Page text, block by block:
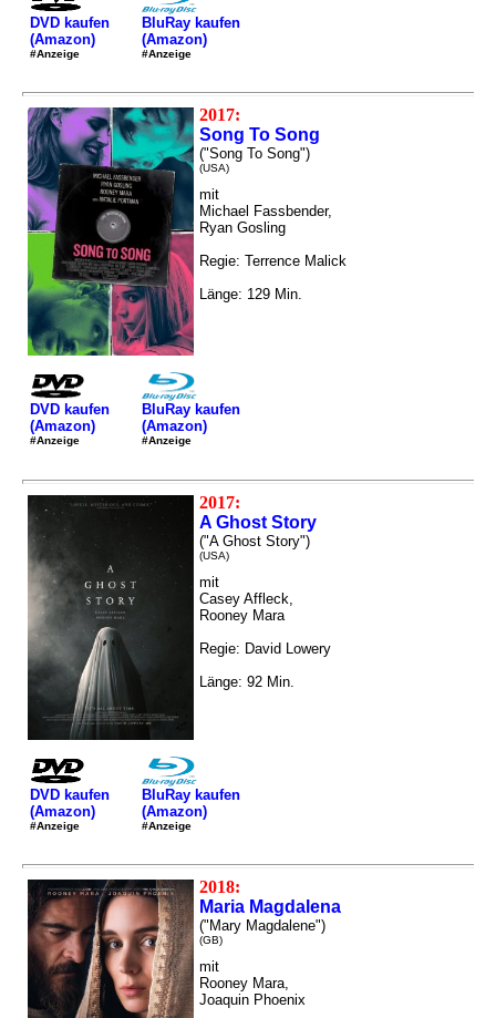
DVD kaufen
(Amazon)
#Anzeige
BluRay kaufen
(Amazon)
#Anzeige
2017:
Song To Song
("Song To Song")
(USA)
mit
Michael Fassbender,
Ryan Gosling
Regie: Terrence Malick
Länge: 129 Min.
DVD kaufen
(Amazon)
#Anzeige
BluRay kaufen
(Amazon)
#Anzeige
2017:
A Ghost Story
("A Ghost Story")
(USA)
mit
Casey Affleck,
Rooney Mara
Regie: David Lowery
Länge: 92 Min.
DVD kaufen
(Amazon)
#Anzeige
BluRay kaufen
(Amazon)
#Anzeige
2018:
Maria Magdalena
("Mary Magdalene")
(GB)
mit
Rooney Mara,
Joaquin Phoenix